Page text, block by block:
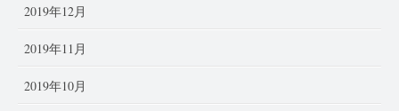
2019年12月
2019年11月
2019年10月